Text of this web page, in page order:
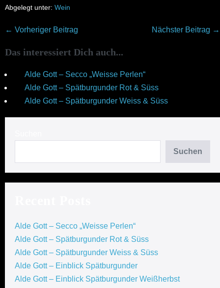
Abgelegt unter: Wein
Beitragsnavigation
← Vorheriger Beitrag Nächster Beitrag →
Das interessiert Dich auch...
Alde Gott – Secco „Weisse Perlen“
Alde Gott – Spätburgunder Rot & Süss
Alde Gott – Spätburgunder Weiss & Süss
Suchen
Alde Gott – Secco „Weisse Perlen“
Alde Gott – Spätburgunder Rot & Süss
Alde Gott – Spätburgunder Weiss & Süss
Alde Gott – Einblick Spätburgunder
Alde Gott – Einblick Spätburgunder Weißherbst